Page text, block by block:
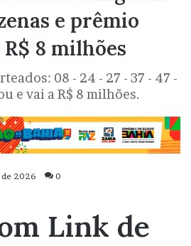
e prêmio
8 milhões
08 - 24 - 27 - 37 - 47 -
e vai a R$ 8 milhões.
2026 0
Link de